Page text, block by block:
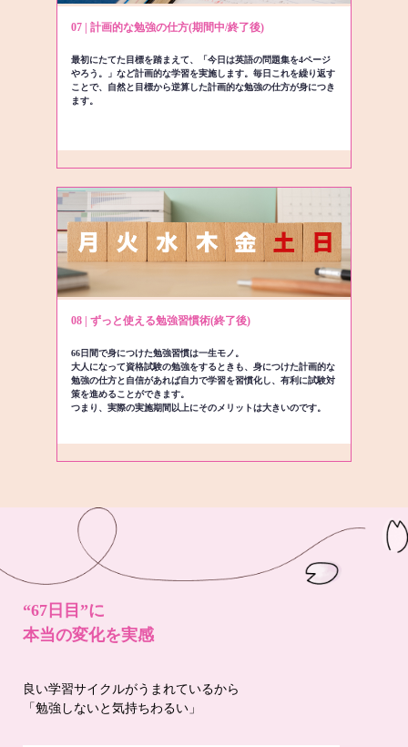
07 | 計画的な勉強の仕方(期間中/終了後)
最初にたてた目標を踏まえて、「今日は英語の問題集を4ページ
やろう。」など計画的な学習を実施します。毎日これを繰り返す
ことで、自然と目標から逆算した計画的な勉強の仕方が身につき
ます。
08 | ずっと使える勉強習慣術(終了後)
66日間で身につけた勉強習慣は一生モノ。
大人になって資格試験の勉強をするときも、身につけた計画的な
勉強の仕方と自信があれば自力で学習を習慣化し、有利に試験対
策を進めることができます。
つまり、実際の実施期間以上にそのメリットは大きいのです。
“67日目”に
本当の変化を実感
良い学習サイクルがうまれているから
「勉強しないと気持ちわるい」